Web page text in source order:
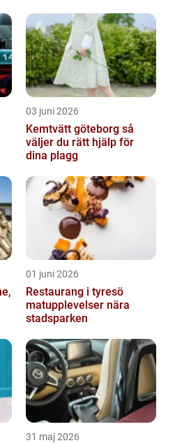
03 juni 2026
Kemtvätt göteborg så
väljer du rätt hjälp för
dina plagg
01 juni 2026
Restaurang i tyresö
matupplevelser nära
stadsparken
31 maj 2026